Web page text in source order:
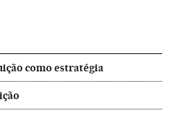
como estratégia